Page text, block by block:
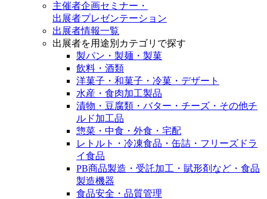
主催者企画セミナー・
出展者プレゼンテーション
出展者情報一覧
出展者を用途別カテゴリで探す
製パン・製麺・製菓
飲料・酒類
洋菓子・和菓子・冷菓・デザート
水産・食肉加工製品
漬物・豆腐類・バター・チーズ・その他チ
ルド加工品
惣菜・中食・外食・宅配
レトルト・冷凍食品・缶詰・フリーズドラ
イ食品
PB商品製造・受託加工・賦形剤など・食品
製造機器
食品安全・品質管理